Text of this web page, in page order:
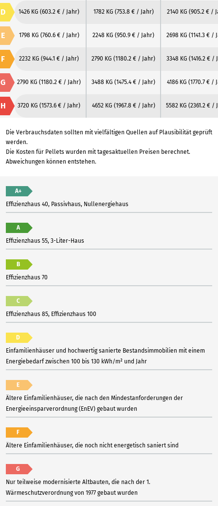
D 1426 KG (603.2 € / Jahr) 1782 KG (753.8 € / Jahr) 2140 KG (905.2 € /
E 1798 KG (760.6 € / Jahr) 2248 KG (950.9 € / Jahr) 2698 KG (1141.3 € /
F 2232 KG (944.1 € / Jahr) 2790 KG (1180.2 € / Jahr) 3348 KG (1416.2 € /
G 2790 KG (1180.2 € / Jahr) 3488 KG (1475.4 € / Jahr) 4186 KG (1770.7 € /
H 3720 KG (1573.6 € / Jahr) 4652 KG (1967.8 € / Jahr) 5582 KG (2361.2 € /
Die Verbrauchsdaten sollten mit vielfältigen Quellen auf Plausibilität geprüft
werden.
Die Kosten für Pellets wurden mit tagesaktuellen Preisen berechnet.
Abweichungen können entstehen.
A+
Effizienzhaus 40, Passivhaus, Nullenergiehaus
A
Effizienzhaus 55, 3-Liter-Haus
B
Effizienzhaus 70
C
Effizienzhaus 85, Effizienzhaus 100
D
Einfamilienhäuser und hochwertig sanierte Bestandsimmobilien mit einem
Energiebedarf zwischen 100 bis 130 kWh/m² und Jahr
E
Ältere Einfamilienhäuser, die nach den Mindestanforderungen der
Energieeinsparverordnung (EnEV) gebaut wurden
F
Ältere Einfamilienhäuser, die noch nicht energetisch saniert sind
G
Nur teilweise modernisierte Altbauten, die nach der 1.
Wärmeschutzverordnung von 1977 gebaut wurden